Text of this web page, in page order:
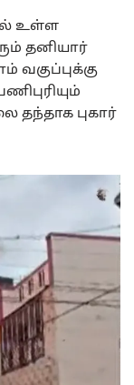
உள்ள
தனியார்
வகுப்புக்கு
தந்தாக புகார்